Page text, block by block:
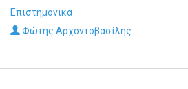
Επιστημονικά
Φώτης Αρχοντοβασίλης